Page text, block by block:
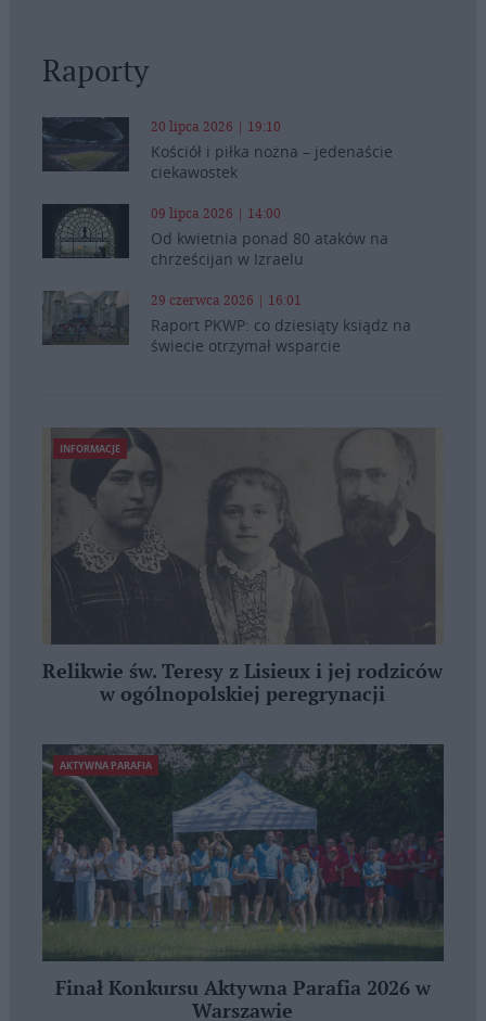
Raporty
20 lipca 2026 | 19:10
Kościół i piłka nożna – jedenaście
ciekawostek
09 lipca 2026 | 14:00
Od kwietnia ponad 80 ataków na
chrześcijan w Izraelu
29 czerwca 2026 | 16:01
Raport PKWP: co dziesiąty ksiądz na
świecie otrzymał wsparcie
INFORMACJE
Relikwie św. Teresy z Lisieux i jej rodziców
w ogólnopolskiej peregrynacji
AKTYWNA PARAFIA
Finał Konkursu Aktywna Parafia 2026 w
Warszawie